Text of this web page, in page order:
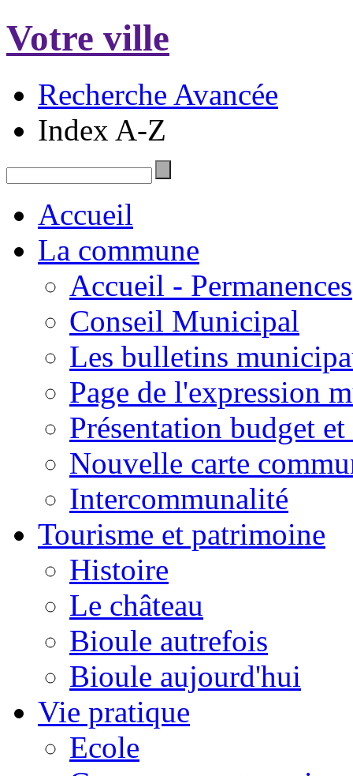
Votre ville
Recherche Avancée
Index A-Z
Accueil
La commune
Accueil - Permanences
Conseil Municipal
Les bulletins
Page de l'expression
Présentation budget
Nouvelle carte
Intercommunalité
Tourisme et patrimoine
Histoire
Le château
Bioule autrefois
Bioule aujourd'hui
Vie pratique
Ecole